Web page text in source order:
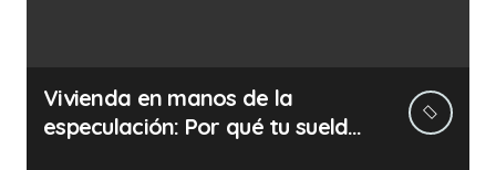
Vivienda en manos de la
especulación: Por qué tu sueldo